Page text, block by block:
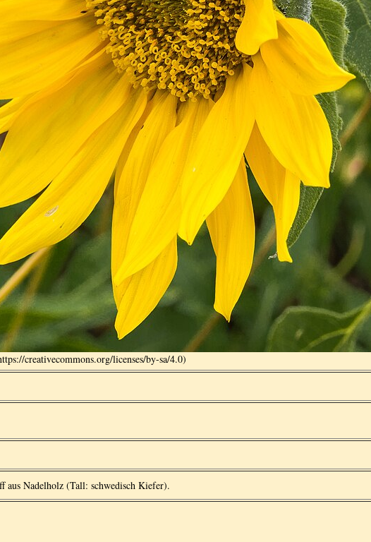
creativecommons.org/licenses/by-sa/4.0)
aus Nadelholz (Tall: schwedisch Kiefer).